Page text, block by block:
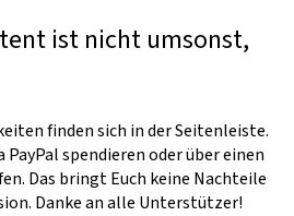
ist nicht umsonst,
finden sich in der Seitenleiste.
spendieren oder über einen
Das bringt Euch keine Nachteile
Danke an alle Unterstützer!